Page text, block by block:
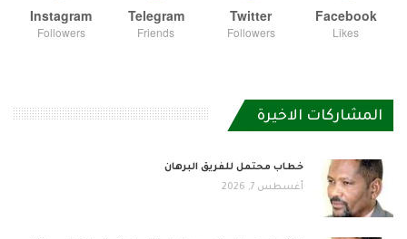
Facebook
Likes
Twitter
Followers
Telegram
Friends
Instagram
Followers
المشاركات الاخيرة
خطاب محتمل للفريق البرهان
أغسطس 7, 2026